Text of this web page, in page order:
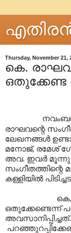
Thursday, November 21,
കെ.
ഒതുക്കേണ്ട
നവംബർ
രാഘവന്റെ
ലേഖനങ്ങൾ
മനോജ്, രമേശ്
അവ. ഇവർ മൂന്നു
സംഗീതത്തിന്റെ
കള്ളിയിൽ